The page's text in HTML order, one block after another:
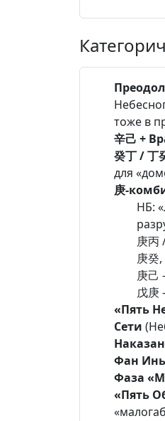
тоже в
辛己 +
癸丁 / 丁
для
庚-
НБ:
庚丙
庚癸
庚己
戊庚
«Пять
Сети
Фан Инь
Фаза
«Пять